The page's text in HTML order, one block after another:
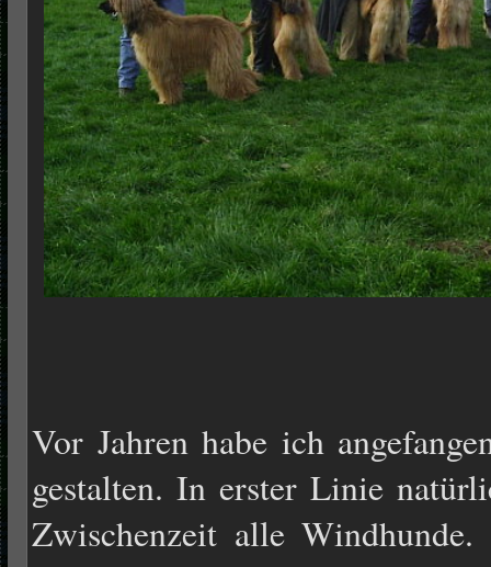
Vor Jahren habe ich
gestalten. In erster Linie
Zwischenzeit alle